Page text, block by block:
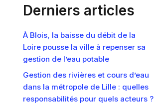
Derniers articles
À Blois, la baisse du débit de la
Loire pousse la ville à repenser sa
gestion de l’eau potable
Gestion des rivières et cours d’eau
dans la métropole de Lille : quelles
responsabilités pour quels acteurs ?